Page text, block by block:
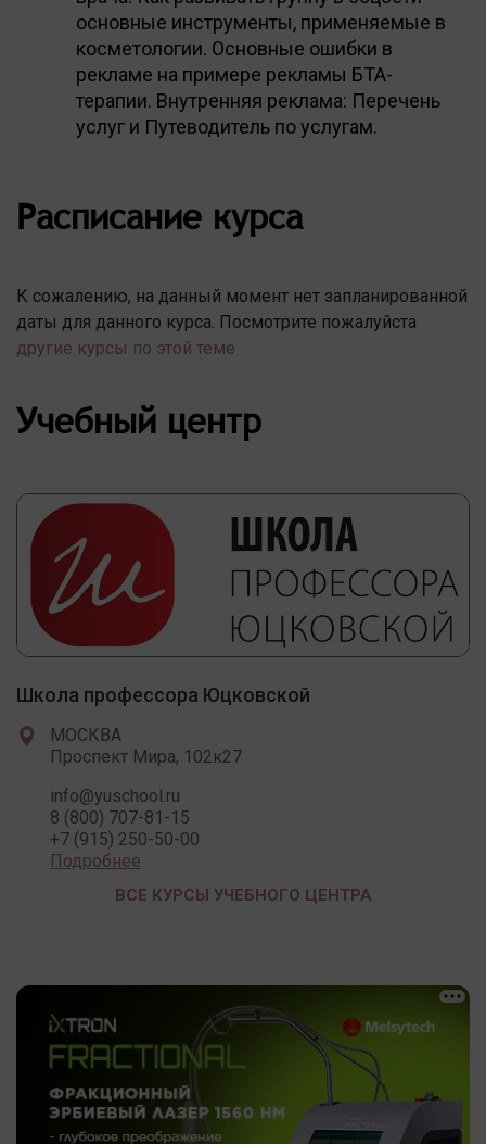
основные инструменты, применяемые в
косметологии. Основные ошибки в
рекламе на примере рекламы БТА-
терапии. Внутренняя реклама: Перечень
услуг и Путеводитель по услугам.
Расписание курса
К сожалению, на данный момент нет запланированной
даты для данного курса. Посмотрите пожалуйста
другие курсы по этой теме
Учебный центр
Школа профессора Юцковской
МОСКВА
Проспект Мира, 102к27
info@yusсhool.ru
8 (800) 707-81-15
+7 (915) 250-50-00
Подробнее
ВСЕ КУРСЫ УЧЕБНОГО ЦЕНТРА